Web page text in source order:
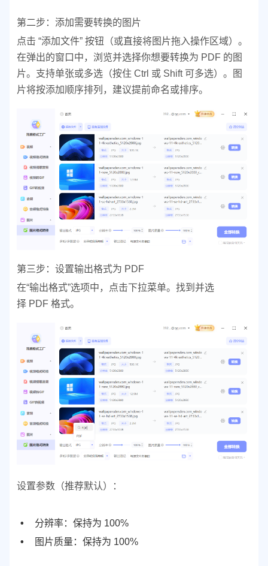
第二步：添加需要转换的图片
点击 “添加文件” 按钮（或直接将图片拖入操作区域）。
在弹出的窗口中，浏览并选择你想要转换为 PDF 的图
片。 支持单张或多选（按住 Ctrl 或 Shift 可多选）。
图
片将按添加顺序排列，建议提前命名或排序。
第三步：设置输出格式为 PDF
在“输出格式”选项中，点击下拉菜单。 找到并选
择 PDF 格式。
设置参数（推荐默认）：
分辨率：保持为 100%
图片质量：保持为 100%